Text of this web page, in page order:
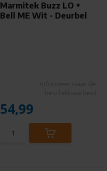
Marmitek Buzz LO +
Bell ME Wit - Deurbel
54,99